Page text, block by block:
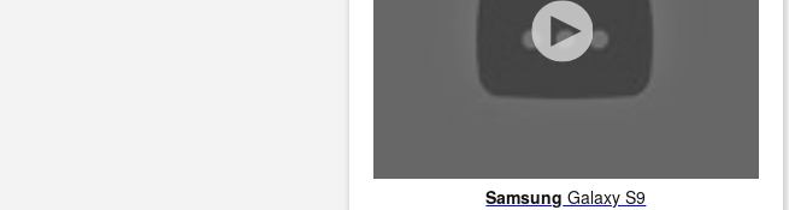
Samsung Galaxy S9